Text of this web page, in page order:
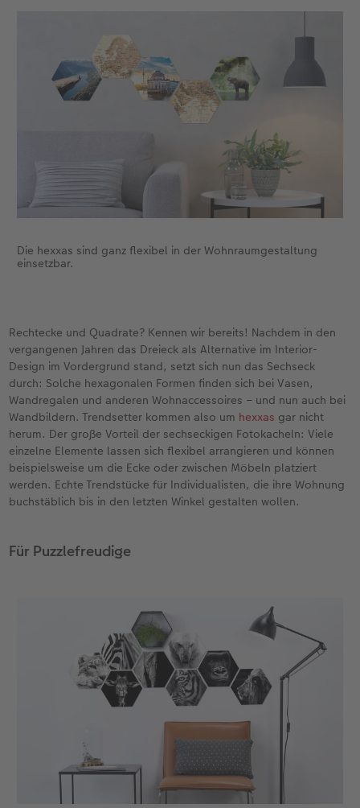
Die hexxas sind ganz flexibel in der Wohnraumgestaltung
einsetzbar.
Rechtecke und Quadrate? Kennen wir bereits! Nachdem in den
vergangenen Jahren das Dreieck als Alternative im Interior-
Design im Vordergrund stand, setzt sich nun das Sechseck
durch: Solche hexagonalen Formen finden sich bei Vasen,
Wandregalen und anderen Wohnaccessoires – und nun auch bei
Wandbildern. Trendsetter kommen also um hexxas gar nicht
herum. Der große Vorteil der sechseckigen Fotokacheln: Viele
einzelne Elemente lassen sich flexibel arrangieren und können
beispielsweise um die Ecke oder zwischen Möbeln platziert
werden. Echte Trendstücke für Individualisten, die ihre Wohnung
buchstäblich bis in den letzten Winkel gestalten wollen.
Für Puzzlefreudige